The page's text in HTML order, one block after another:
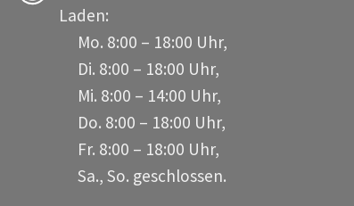
Laden:
Mo. 8:00 – 18:00 Uhr,
Di. 8:00 – 18:00 Uhr,
Mi. 8:00 – 14:00 Uhr,
Do. 8:00 – 18:00 Uhr,
Fr. 8:00 – 18:00 Uhr,
Sa., So. geschlossen.